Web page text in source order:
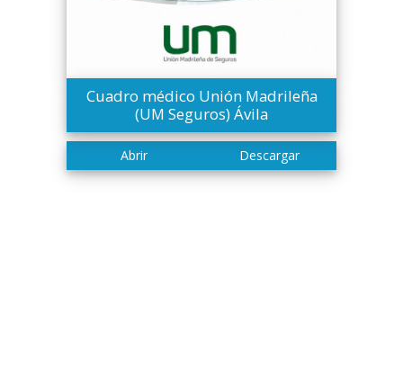
Cuadro médico Unión Madrileña
(UM Seguros) Ávila